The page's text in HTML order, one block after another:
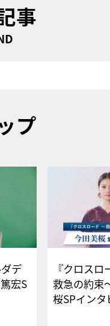
事
プ
デ
宏S
ー
『クロス
救急の約束
桜SPイ